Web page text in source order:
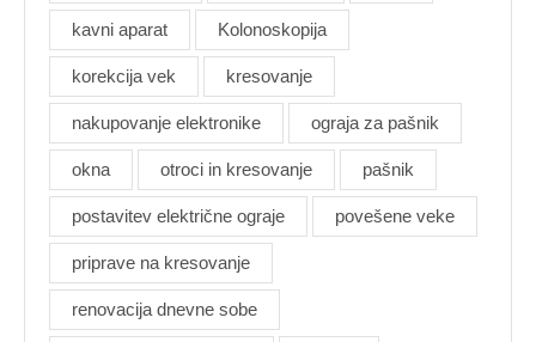
kavni aparat Kolonoskopija
korekcija vek kresovanje
nakupovanje elektronike ograja za pašnik
okna otroci in kresovanje pašnik
postavitev električne ograje povešene veke
priprave na kresovanje
renovacija dnevne sobe